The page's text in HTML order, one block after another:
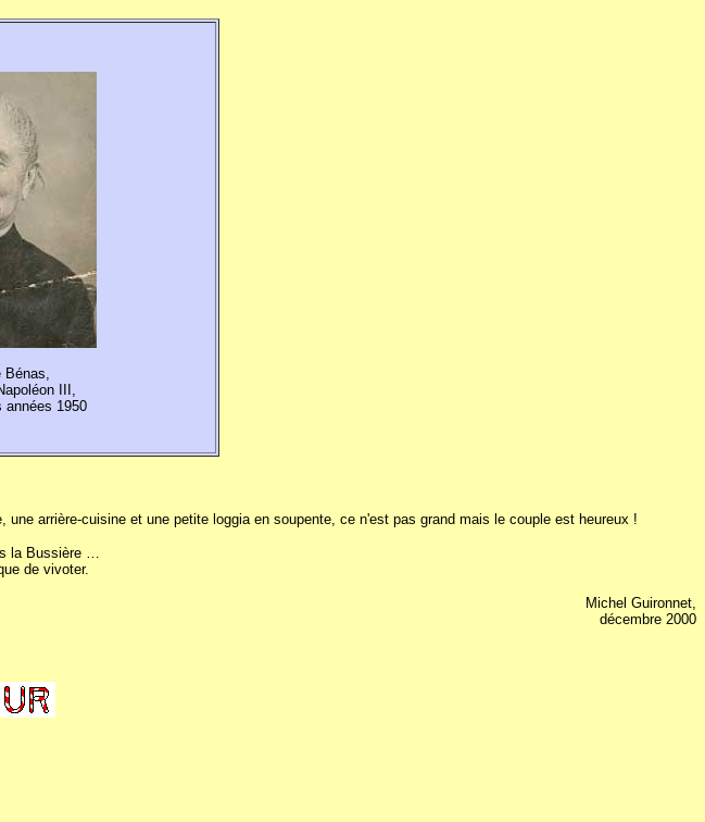
Bénas,
III,
années 1950
arrière-cuisine et une petite loggia en soupente, ce n'est pas grand mais le couple est heureux !
la Bussière …
de vivoter.
Michel Guironnet,
décembre 2000